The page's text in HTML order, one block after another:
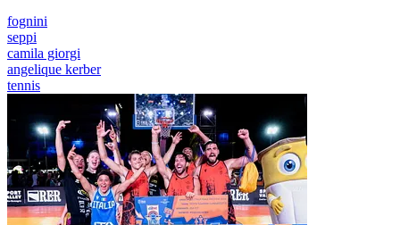
fognini
seppi
camila giorgi
angelique kerber
tennis